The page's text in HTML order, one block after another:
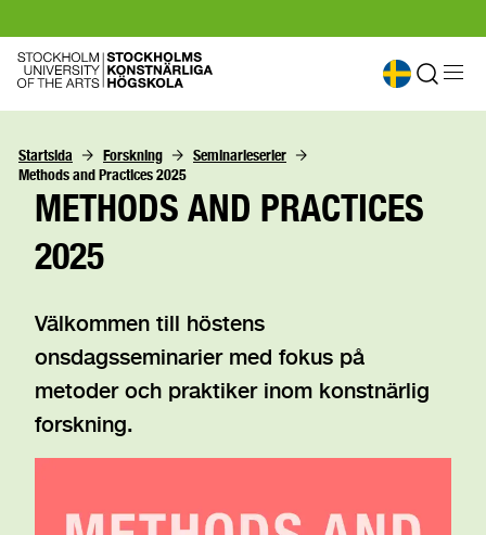
Startsida Forskning
Seminarieserier
Methods and Practices 2025
METHODS AND PRACTICES
2025
Välkommen till höstens
onsdagsseminarier med fokus på
metoder och praktiker inom konstnärlig
forskning.